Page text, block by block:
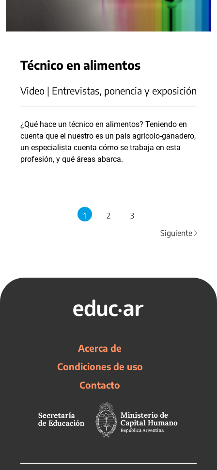
Técnico en alimentos
Video | Entrevistas, ponencia y exposición
¿Qué hace un técnico en alimentos? Teniendo en
cuenta que el nuestro es un país agrícolo-ganadero,
un especialista cuenta cómo se trabaja en esta
profesión, y qué áreas abarca.
1 2
3
Siguiente
Acerca de
Condiciones de uso
Contacto